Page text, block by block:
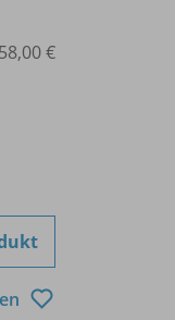
58,00 €